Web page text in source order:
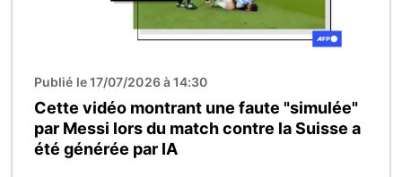
Publié le 17/07/2026 à 14:30
Cette vidéo montrant une faute "simulée"
par Messi lors du match contre la Suisse a
été générée par IA